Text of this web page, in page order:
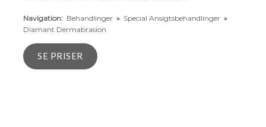
Navigation: Behandlinger » Special Ansigtsbehandlinger »
Diamant Dermabrasion
SE PRISER​